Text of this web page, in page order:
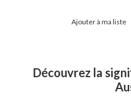
Ajouter à ma liste
Découvrez la